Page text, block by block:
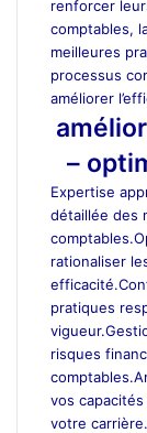
renforcer
comptables,
meilleures
processus
améliorer
–
Expertise
détaillée des
rationaliser
pratiques
risques
vos
votre